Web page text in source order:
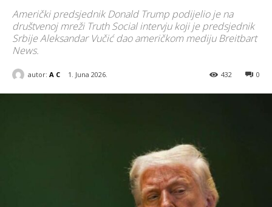
Američki predsjednik Donald Trump podijelio je na
društvenoj mreži Truth Social intervju koji je predsjednik
Srbije Aleksandar Vučić dao američkom mediju Breitbart
News.
autor: A C 1. Juna 2026. 0
432